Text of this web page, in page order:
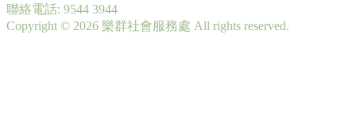
聯絡電話: 9544 3944
Copyright © 2026 樂群社會服務處 All rights reserved.